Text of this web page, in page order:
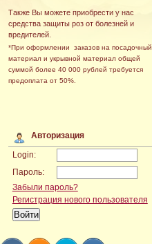
Также Вы можете приобрести у нас
средства защиты роз от болезней и
вредителей.
*При оформлении заказов на посадочный
материал и укрывной материал общей
суммой более 40 000 рублей требуется
предоплата от 50%.
Авторизация
Login:
Пароль:
Забыли пароль?
Регистрация нового пользователя